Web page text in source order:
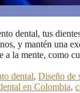
dental, tus
y mantén una
a la mente, como
dental, Diseño de
en Colombia,